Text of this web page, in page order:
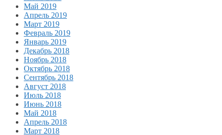
Май 2019
Апрель 2019
Март 2019
Февраль 2019
Январь 2019
Декабрь 2018
Ноябрь 2018
Октябрь 2018
Сентябрь 2018
Август 2018
Июль 2018
Июнь 2018
Май 2018
Апрель 2018
Март 2018